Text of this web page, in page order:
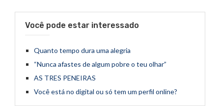
Você pode estar interessado
Quanto tempo dura uma alegria
“Nunca afastes de algum pobre o teu olhar”
AS TRES PENEIRAS
Você está no digital ou só tem um perfil online?